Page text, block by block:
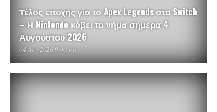
Τέλος εποχής για το Apex Legends στο Switch
– Η Nintendo κόβει το νήμα σήμερα 4
Αυγούστου 2026
04 Αυγ 2026 9:00 μμ